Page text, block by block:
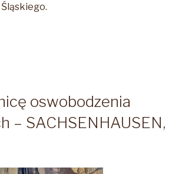
oswobodzenia
– SACHSENHAUSEN,